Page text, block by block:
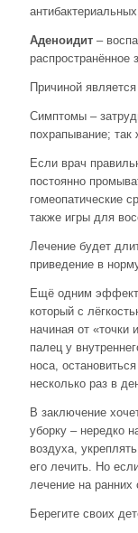
Аденоидит –
распространённое
Причиной
Симптомы –
похрапывание; так
Если врач
постоянно
гомеопатические
также игры для
Лечение будет
приведение в
Ещё одним
который с
начиная от «точки
палец у
носа,
несколько раз в
В заключение
уборку – нередко
воздуха,
его лечить. Но
лечение на ранних
Берегите своих